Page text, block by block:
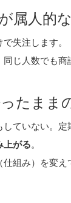
属人的な
失注します
じ人数でも商
たまま
ていない。
上がる。
組み）を変え